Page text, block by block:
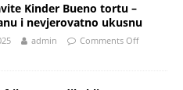
Kinder Bueno tortu –
i nevjerovatno ukusnu
admin Comments Off